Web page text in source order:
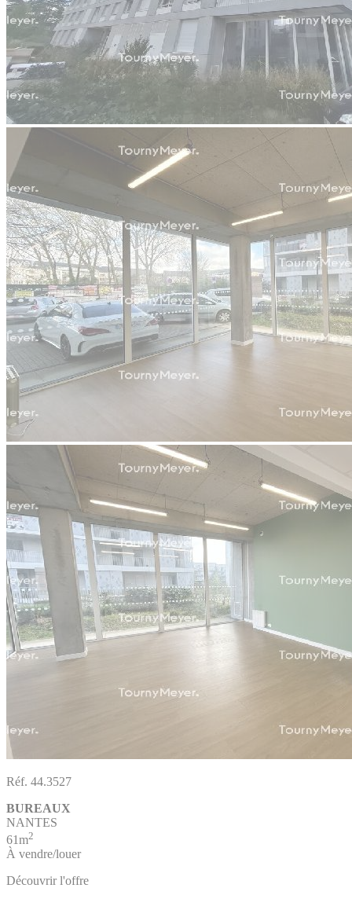
Réf. 44.3527
BUREAUX
NANTES
61m2
À vendre/louer
Découvrir l'offre